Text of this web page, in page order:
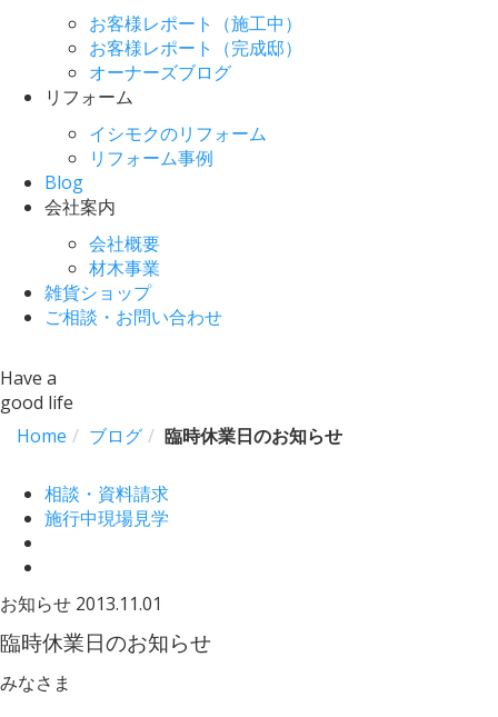
お客様レポート（施工中）
お客様レポート（完成邸）
オーナーズブログ
リフォーム
イシモクのリフォーム
リフォーム事例
Blog
会社案内
会社概要
材木事業
雑貨ショップ
ご相談・お問い合わせ
Have a
good life
Home
ブログ 臨時休業日のお知らせ
相談・資料請求
施行中現場見学
お知らせ 2013.11.01
臨時休業日のお知らせ
みなさま